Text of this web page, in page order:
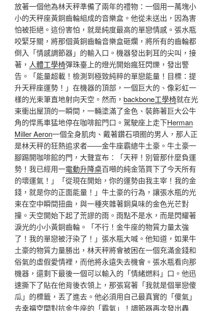
放著一個他為林天秤準備了兩年的禮物：一個用一萬塊小
小的天秤座黃銅齒輪組成的音樂盒。他從未送出，因為害
怕被拒絕。這份害怕，就是純度最高的單戀情感。張水瓶
咬緊牙關，將那個黃銅齒輪音樂盒砸爛，將所有的齒輪都
倒入「情感調節器」的輸入口。機器發出刺耳的尖叫，接
著， 人體工學椅彈珠臺上的燈光開始瘋狂閃爍，發出警
告。「能量超載！檢測到極致純粹的單戀能量！目標：提
升天秤座運勢！」在機器的頂部，一個巨大的、像彩虹一
樣的光束筆直地射向天空。然而， backbone工學椅就在光
束衝出屋頂的一瞬間，一輛塗滿了金色、裝飾著巨大公牛
角的悍馬車猛地停在咖啡館門口。駕駛座上走下Herman
Miller Aeron一個全身肌肉、戴著鑽石項圈的男人，那人正
是林天秤的狂熱追求者——金牛座霸總牛土豪。牛土豪一
腳踢開咖啡館的門，大聲宣布：「天秤！別管那什麼負運
勢！我已經用一電動升降桌百噸的純金箔買下了今天所有
的壞運氣！」「從現在開始，你的運勢由我主宰！我的金
錢，就是你的正面能量！」牛土豪的行為，讓張水瓶的光
束在空中瞬間扭曲，與一種夾雜著銅臭味的金色光芒對
撞。天空開始下起了荒謬的雨。雨點不是水，而是閃耀著
淚光的小小黃銅齒輪。「不行！金牛座的物質力量太強
了！我的單戀被汙染了！」張水瓶大喊。他知道，如果牛
土豪的物質力量勝出，林天秤將會被困在一個充滿金錢和
俗氣的虛假愛情裡，而他將永遠失去機會。張水瓶看向那
機器，還剩下最後一個可以輸入的「情緒燃料」口。他迅
速撕下了貼在他背後衣領上，那張寫著「我就是個單戀傻
瓜」的標籤，丟了進去。他必須用自己最真實的「傻氣」
去幸福空間對抗金牛座的「霸氣」！調節器再次發出轟